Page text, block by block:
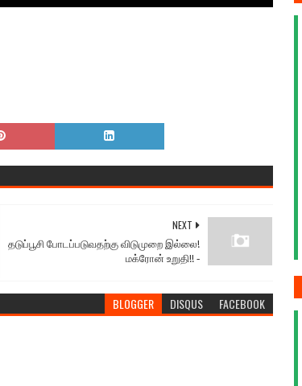
NEXT
தடுப்பூசி போடப்படுவதற்கு விடுமுறை இல்லை!
மக்ரோன் உறுதி!! ‐
BLOGGER DISQUS FACEBOOK